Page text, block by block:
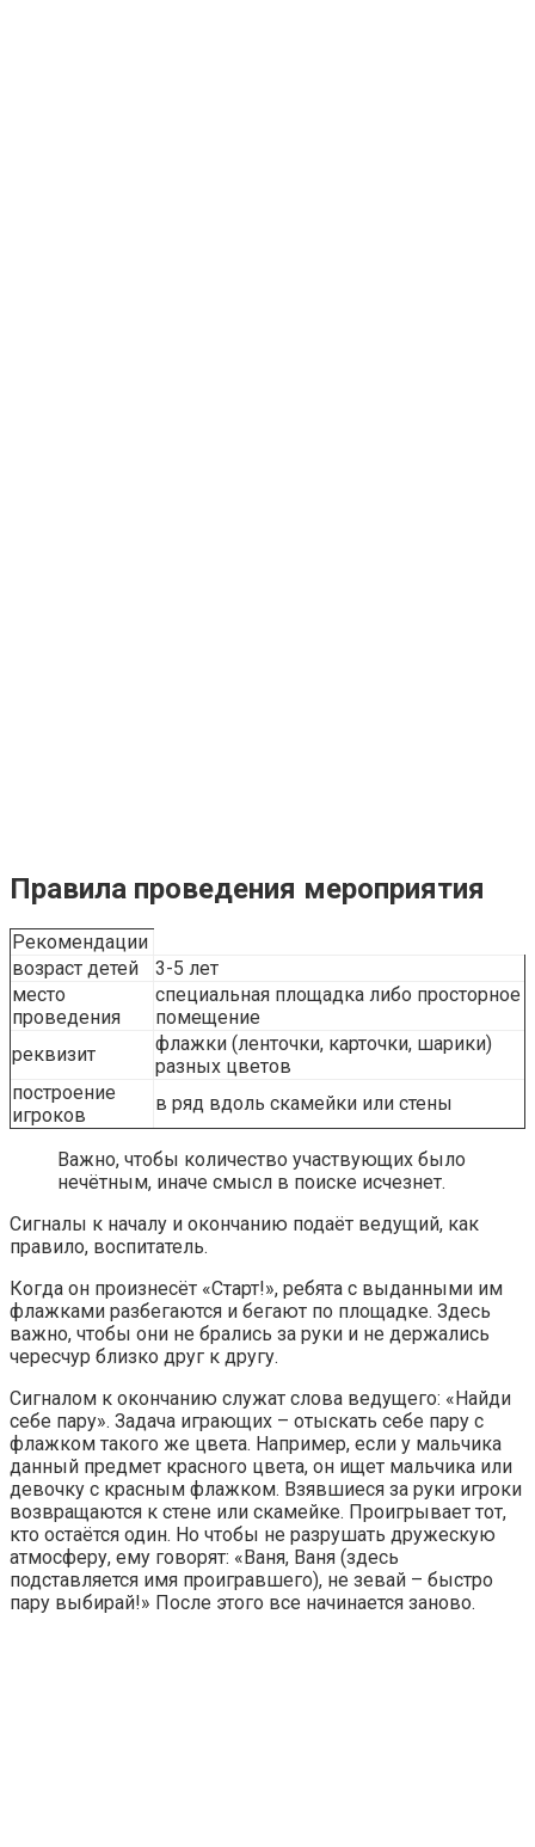
Правила проведения мероприятия
Рекомендации
возраст детей
3-5 лет
место
проведения
специальная площадка либо просторное
помещение
реквизит
флажки (ленточки, карточки, шарики)
разных цветов
построение
игроков
в ряд вдоль скамейки или стены
Важно, чтобы количество участвующих было
нечётным, иначе смысл в поиске исчезнет.
Сигналы к началу и окончанию подаёт ведущий, как
правило, воспитатель.
Когда он произнесёт «Старт!», ребята с выданными им
флажками разбегаются и бегают по площадке. Здесь
важно, чтобы они не брались за руки и не держались
чересчур близко друг к другу.
Сигналом к окончанию служат слова ведущего: «Найди
себе пару». Задача играющих – отыскать себе пару с
флажком такого же цвета. Например, если у мальчика
данный предмет красного цвета, он ищет мальчика или
девочку с красным флажком. Взявшиеся за руки игроки
возвращаются к стене или скамейке. Проигрывает тот,
кто остаётся один. Но чтобы не разрушать дружескую
атмосферу, ему говорят: «Ваня, Ваня (здесь
подставляется имя проигравшего), не зевай – быстро
пару выбирай!» После этого все начинается заново.